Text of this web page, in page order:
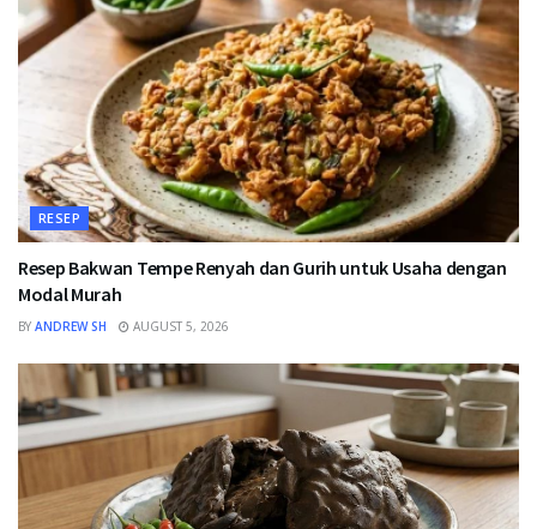
RESEP
Resep Bakwan Tempe Renyah dan Gurih untuk Usaha dengan
Modal Murah
BY ANDREW SH AUGUST 5, 2026